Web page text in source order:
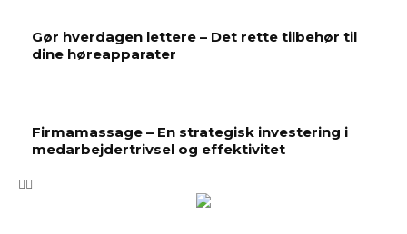
Gør hverdagen lettere – Det rette tilbehør til
dine høreapparater
Firmamassage – En strategisk investering i
medarbejdertrivsel og effektivitet